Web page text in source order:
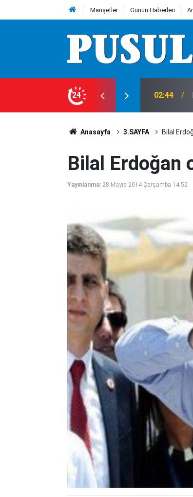
Manşetler Günün Haberleri
24 00:00
Anasayfa 3.SAYFA Bilal
Bilal Erdoğan
Yayınlanma: 28 Mayıs 2014 Çarşamba 14:52